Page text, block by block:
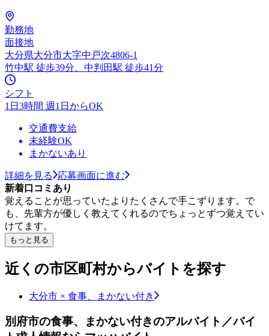
勤務地
面接地
大分県大分市大字中戸次4806-1
竹中駅 徒歩39分、中判田駅 徒歩41分
シフト
1日3時間 週1日からOK
交通費支給
未経験OK
まかないあり
詳細を見る
応募画面に進む
新着口コミあり
覚えることが思っていたよりたくさんで手こずります。で
も、先輩方が優しく教えてくれるのでちょっとずつ覚えてい
けてます。
もっと見る
近くの市区町村からバイトを探す
大分市 × 食事、まかない付き
別府市の食事、まかない付きのアルバイト／バイ